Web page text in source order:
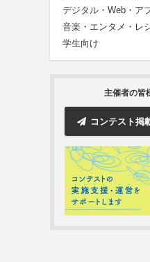
デジタル・Web・ア
音楽・エンタメ・レ
学生向け
主催者の皆
コンテスト掲